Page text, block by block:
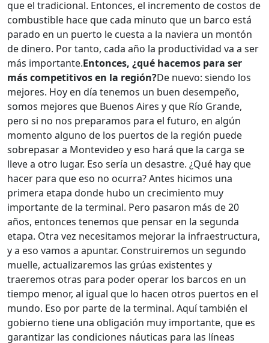
que el tradicional. Entonces, el incremento de costos de
combustible hace que cada minuto que un barco está
parado en un puerto le cuesta a la naviera un montón
de dinero. Por tanto, cada año la productividad va a ser
más importante.Entonces, ¿qué hacemos para ser
más competitivos en la región?De nuevo: siendo los
mejores. Hoy en día tenemos un buen desempeño,
somos mejores que Buenos Aires y que Río Grande,
pero si no nos preparamos para el futuro, en algún
momento alguno de los puertos de la región puede
sobrepasar a Montevideo y eso hará que la carga se
lleve a otro lugar. Eso sería un desastre. ¿Qué hay que
hacer para que eso no ocurra? Antes hicimos una
primera etapa donde hubo un crecimiento muy
importante de la terminal. Pero pasaron más de 20
años, entonces tenemos que pensar en la segunda
etapa. Otra vez necesitamos mejorar la infraestructura,
y a eso vamos a apuntar. Construiremos un segundo
muelle, actualizaremos las grúas existentes y
traeremos otras para poder operar los barcos en un
tiempo menor, al igual que lo hacen otros puertos en el
mundo. Eso por parte de la terminal. Aquí también el
gobierno tiene una obligación muy importante, que es
garantizar las condiciones náuticas para las líneas